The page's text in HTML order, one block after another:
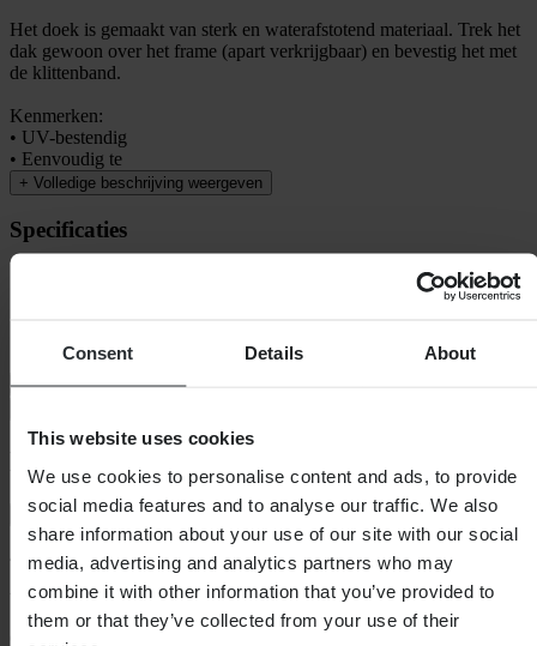
Consent Details About
This website uses cookies
We use cookies to personalise content and ads, to provide
social media features and to analyse our traffic. We also
share information about your use of our site with our social
media, advertising and analytics partners who may
combine it with other information that you’ve provided to
them or that they’ve collected from your use of their
Het doek is gemaakt van sterk en waterafstotend materiaal. Trek het
dak gewoon over het frame (apart verkrijgbaar) en bevestig het met
de klittenband.
Kenmerken:
• UV-bestendig
• Eenvoudig te
+ Volledige beschrijving weergeven
Specificaties
Verzending & retouren
Toon alleen lokale reviews
4.69van de 5
Gebaseerd op 62 beoordelingen